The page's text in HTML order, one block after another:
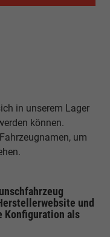
in unserem Lager
können.
um
und
Konfiguration als